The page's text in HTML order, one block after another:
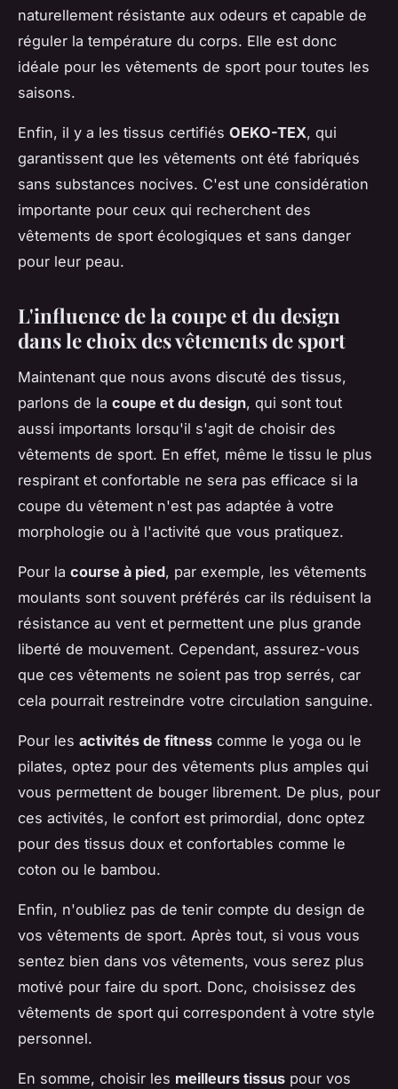
naturellement résistante aux odeurs et capable de
réguler la température du corps. Elle est donc
idéale pour les vêtements de sport pour toutes les
saisons.
Enfin, il y a les tissus certifiés OEKO-TEX, qui
garantissent que les vêtements ont été fabriqués
sans substances nocives. C'est une considération
importante pour ceux qui recherchent des
vêtements de sport écologiques et sans danger
pour leur peau.
L'influence de la coupe et du design
dans le choix des vêtements de sport
Maintenant que nous avons discuté des tissus,
parlons de la coupe et du design, qui sont tout
aussi importants lorsqu'il s'agit de choisir des
vêtements de sport. En effet, même le tissu le plus
respirant et confortable ne sera pas efficace si la
coupe du vêtement n'est pas adaptée à votre
morphologie ou à l'activité que vous pratiquez.
Pour la course à pied, par exemple, les vêtements
moulants sont souvent préférés car ils réduisent la
résistance au vent et permettent une plus grande
liberté de mouvement. Cependant, assurez-vous
que ces vêtements ne soient pas trop serrés, car
cela pourrait restreindre votre circulation sanguine.
Pour les activités de fitness comme le yoga ou le
pilates, optez pour des vêtements plus amples qui
vous permettent de bouger librement. De plus, pour
ces activités, le confort est primordial, donc optez
pour des tissus doux et confortables comme le
coton ou le bambou.
Enfin, n'oubliez pas de tenir compte du design de
vos vêtements de sport. Après tout, si vous vous
sentez bien dans vos vêtements, vous serez plus
motivé pour faire du sport. Donc, choisissez des
vêtements de sport qui correspondent à votre style
personnel.
En somme, choisir les meilleurs tissus pour vos